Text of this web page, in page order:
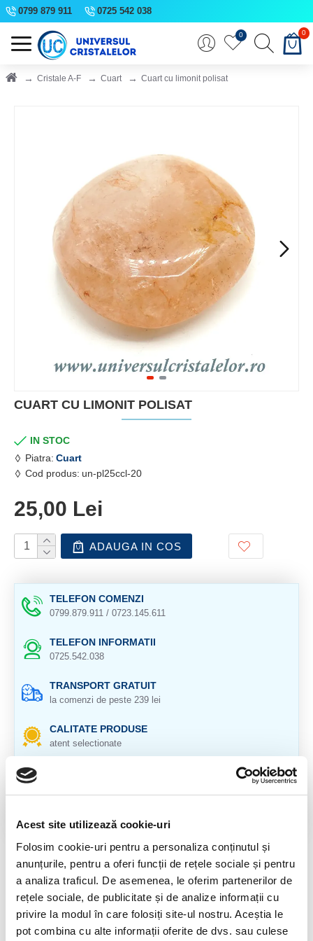
Acest site utilizează cookie-uri
Folosim cookie-uri pentru a personaliza conținutul și
anunțurile, pentru a oferi funcții de rețele sociale și pentru
a analiza traficul. De asemenea, le oferim partenerilor de
rețele sociale, de publicitate și de analize informații cu
privire la modul în care folosiți site-ul nostru. Aceștia le
pot combina cu alte informații oferite de dvs. sau culese
0799 879 911 0725 542 038
0 0
Cristale A-F Cuart Cuart cu limonit polisat
CUART CU LIMONIT POLISAT
IN STOC
Piatra: Cuart
Cod produs: un-pl25ccl-20
25,00 Lei
ADAUGA IN COS
TELEFON COMENZI
0799.879.911 / 0723.145.611
TELEFON INFORMATII
0725.542.038
TRANSPORT GRATUIT
la comenzi de peste 239 lei
CALITATE PRODUSE
atent selectionate
pentru toate produsele
DESCRIERE PRODUS
Cristal natural 100 %.